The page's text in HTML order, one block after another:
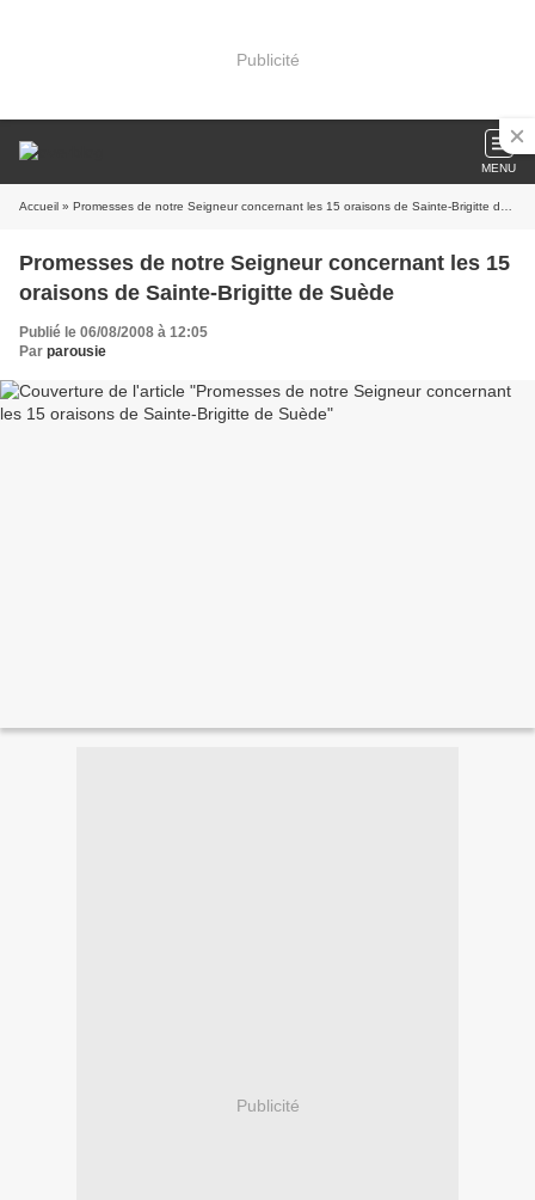
Publicité
MENU
Accueil » Promesses de notre Seigneur concernant les 15 oraisons de Sainte-Brigitte de Suède
Promesses de notre Seigneur concernant les 15
oraisons de Sainte-Brigitte de Suède
Publié le 06/08/2008 à 12:05
Par parousie
Publicité